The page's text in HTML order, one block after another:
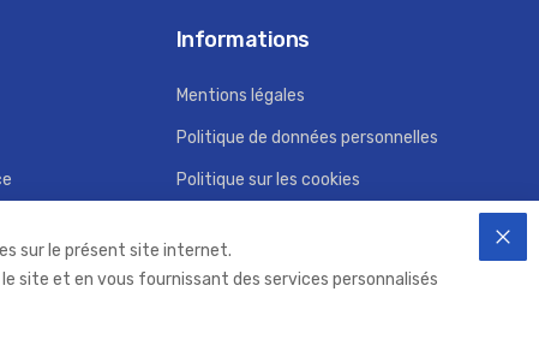
Informations
Mentions légales
Politique de données personnelles
Politique sur les cookies
sur le présent site internet.
site et en vous fournissant des services personnalisés